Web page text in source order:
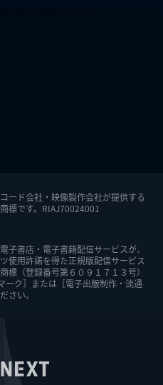
ード会社・映像製作会社が提供する
標です。RIAJ70024001
子書店・電子書籍配信サービスが、
使用許諾を得た正規版配信サービス
標（登録番号第６０９１７１３号）
ーク］または［電子出版制作・流通
さい。